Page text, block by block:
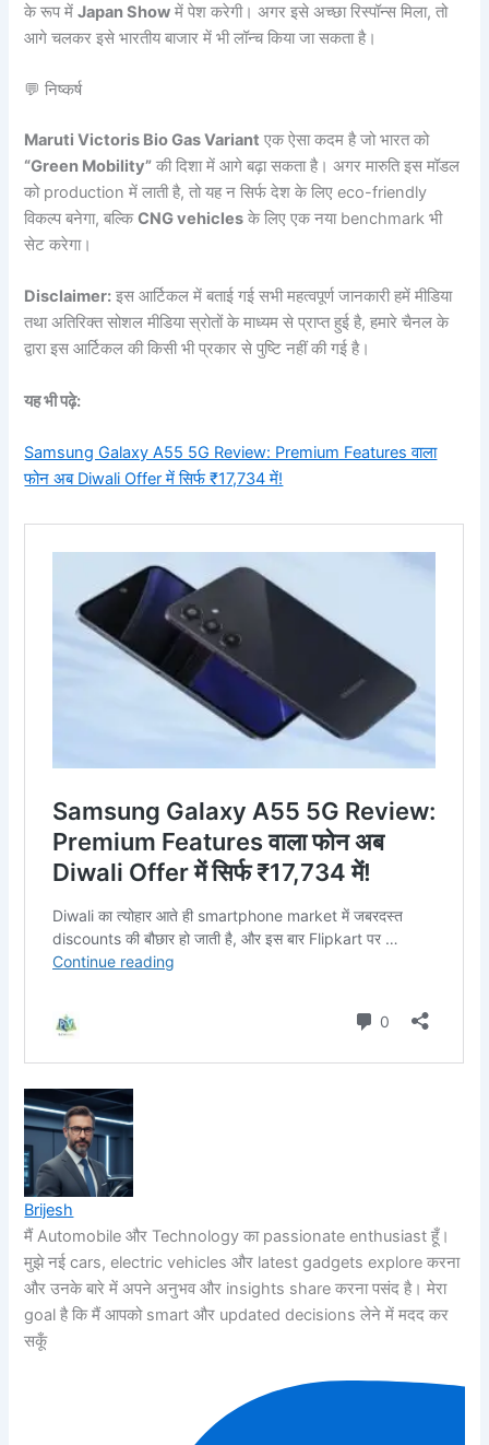
के रूप मेंJapan Show में पेश करेगी। अगर इसे अच्छा रिस्पॉन्स मिला, तो
आगे चलकर इसे भारतीय बाजार में भी लॉन्च किया जा सकता है।
💬 निष्कर्ष
Maruti Victoris Bio Gas Variant एक ऐसा कदम है जो भारत को
“Green Mobility” की दिशा में आगे बढ़ा सकता है। अगर मारुति इस मॉडल
को production में लाती है, तो यह न सिर्फ देश के लिए eco-friendly
विकल्प बनेगा, बल्किCNG vehicles के लिए एक नया benchmark भी
सेट करेगा।
Disclaimer: इस आर्टिकल में बताई गई सभी महत्वपूर्ण जानकारी हमें मीडिया
तथा अतिरिक्त सोशल मीडिया स्रोतों के माध्यम से प्राप्त हुई है, हमारे चैनल के
द्वारा इस आर्टिकल की किसी भी प्रकार से पुष्टि नहीं की गई है।
यह भी पढ़े:
Samsung Galaxy A55 5G Review: Premium Features वाला
फोन अब Diwali Offer में सिर्फ ₹17,734 में!
Brijesh
मैं Automobile और Technology का passionate enthusiast हूँ।
मुझे नई cars, electric vehicles और latest gadgets explore करना
और उनके बारे में अपने अनुभव और insights share करना पसंद है। मेरा
goal है कि मैं आपको smart और updated decisions लेने में मदद कर
सकूँ